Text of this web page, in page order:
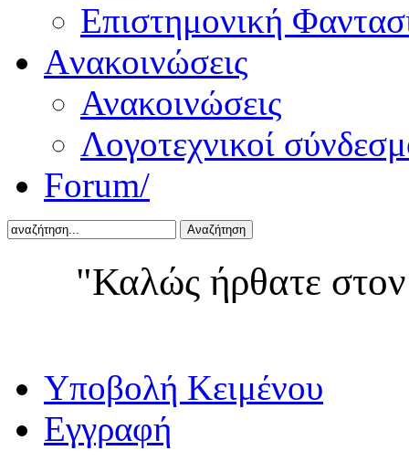
Επιστημονική
Aνακοινώσεις
Ανακοινώσεις
Λογοτεχνικοί
Forum/
Αναζήτηση
"Καλώς ήρθατε
Yποβολή Κειμένου
Εγγραφή